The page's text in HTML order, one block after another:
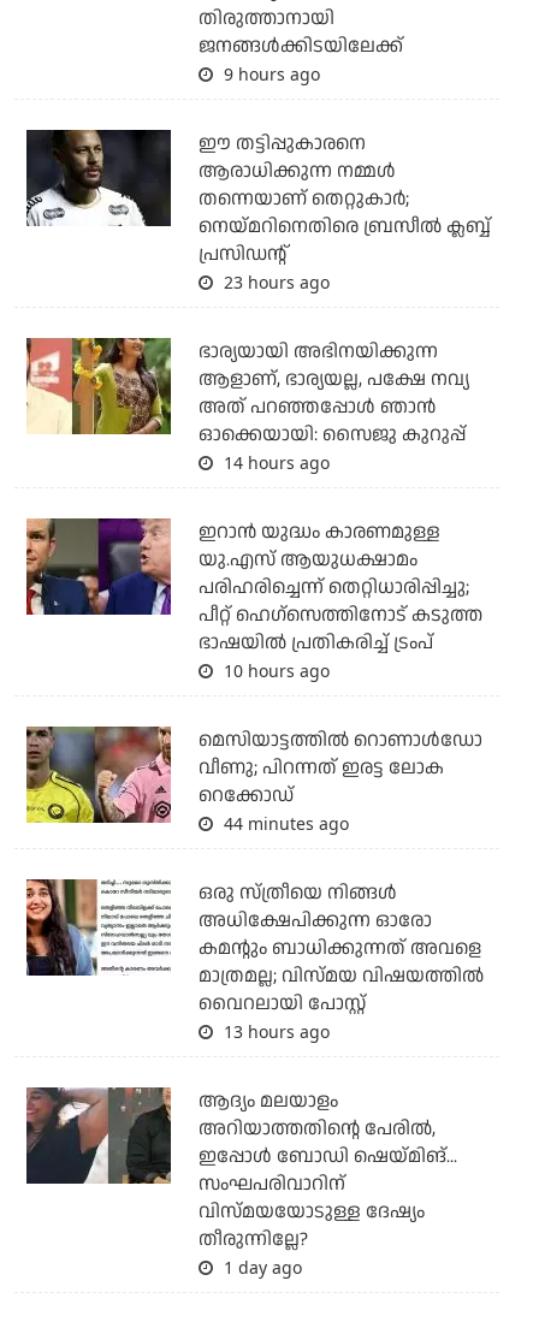
തിരുത്താനായി
ജനങ്ങള്‍ക്കിടയിലേക്ക്
9 hours ago
ഈ തട്ടിപ്പുകാരനെ
ആരാധിക്കുന്ന നമ്മള്‍
തന്നെയാണ് തെറ്റുകാര്‍;
നെയ്മറിനെതിരെ ബ്രസീല്‍ ക്ലബ്ബ്
പ്രസിഡന്റ്
23 hours ago
ഭാര്യയായി അഭിനയിക്കുന്ന
ആളാണ്, ഭാര്യയല്ല, പക്ഷേ നവ്യ
അത് പറഞ്ഞപ്പോള്‍ ഞാന്‍
ഓക്കെയായി: സൈജു കുറുപ്പ്
14 hours ago
ഇറാന്‍ യുദ്ധം കാരണമുള്ള
യു.എസ് ആയുധക്ഷാമം
പരിഹരിച്ചെന്ന് തെറ്റിധാരിപ്പിച്ചു;
പീറ്റ് ഹെഗ്‌സെത്തിനോട് കടുത്ത
ഭാഷയില്‍ പ്രതികരിച്ച് ട്രംപ്
10 hours ago
മെസിയാട്ടത്തില്‍ റൊണാള്‍ഡോ
വീണു; പിറന്നത് ഇരട്ട ലോക
റെക്കോഡ്
44 minutes ago
ഒരു സ്ത്രീയെ നിങ്ങള്‍
അധിക്ഷേപിക്കുന്ന ഓരോ
കമന്റും ബാധിക്കുന്നത് അവളെ
മാത്രമല്ല; വിസ്മയ വിഷയത്തില്‍
വൈറലായി പോസ്റ്റ്
13 hours ago
ആദ്യം മലയാളം
അറിയാത്തതിന്റെ പേരില്‍,
ഇപ്പോള്‍ ബോഡി ഷെയ്മിങ്...
സംഘപരിവാറിന്
വിസ്മയയോടുള്ള ദേഷ്യം
തീരുന്നില്ലേ?
1 day ago